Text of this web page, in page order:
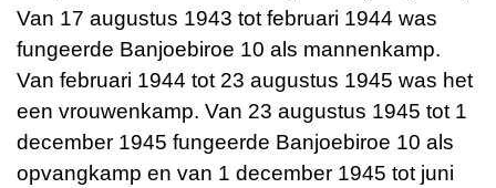
Van 17 augustus 1943 tot februari 1944 was
fungeerde Banjoebiroe 10 als mannenkamp.
Van februari 1944 tot 23 augustus 1945 was het
een vrouwenkamp. Van 23 augustus 1945 tot 1
december 1945 fungeerde Banjoebiroe 10 als
opvangkamp en van 1 december 1945 tot juni